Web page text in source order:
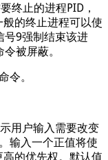
终止的进程PID，
的终止进程可以使
号9强制结束该进
被屏蔽。
令。
用户输入需要改变
输入一个正值将使
的优先权。默认值